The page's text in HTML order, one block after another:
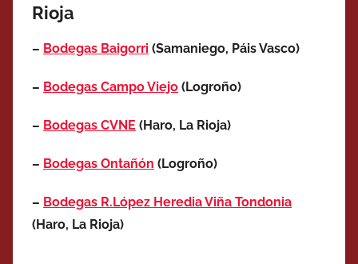
Rioja
– Bodegas Baigorri (Samaniego, Páis Vasco)
– Bodegas Campo Viejo (Logroño)
– Bodegas CVNE (Haro, La Rioja)
– Bodegas Ontañón (Logroño)
– Bodegas R.López Heredia Viña Tondonia
(Haro, La Rioja)